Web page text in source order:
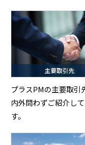
主要取引先
プラスPMの主要取引
内外問わずご紹介し
す。